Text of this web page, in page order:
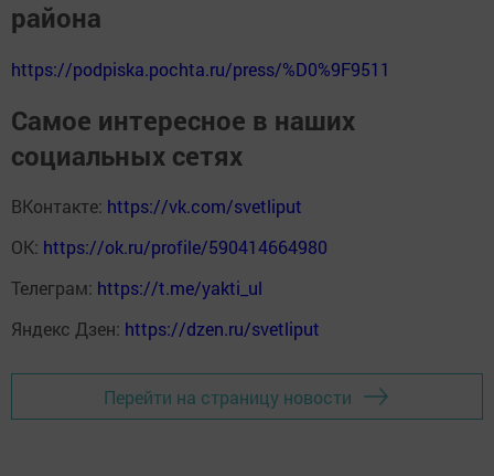
района
https://podpiska.pochta.ru/press/%D0%9F9511
Самое интересное в наших
социальных сетях
ВКонтакте: https://vk.com/svetliput
ОК: https://ok.ru/profile/590414664980
Телеграм: https://t.me/yakti_ul
Яндекс Дзен: https://dzen.ru/svetliput
Перейти на страницу новости